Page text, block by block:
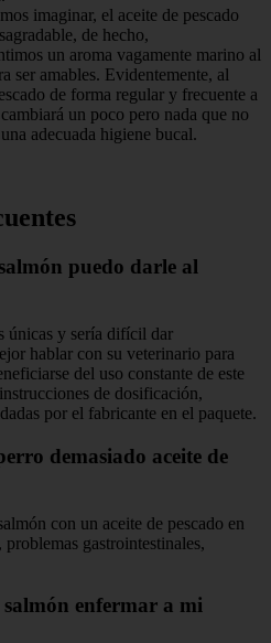
imaginar, el aceite de pescado
de hecho,
un aroma vagamente marino al
ser amables. Evidentemente, al
de forma regular y frecuente a
un poco pero nada que no
adecuada higiene bucal.
puedo darle al
únicas y sería difícil dar
hablar con su veterinario para
del uso constante de este
de dosificación,
por el fabricante en el paquete.
demasiado aceite de
con un aceite de pescado en
gastrointestinales,
salmón enfermar a mi